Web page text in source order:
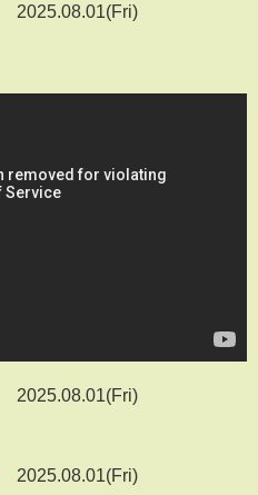
2025.08.01(Fri)
2025.08.01(Fri)
2025.08.01(Fri)